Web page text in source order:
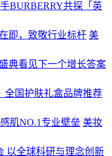
BURBERRY共探「英
即，致敬行业标杆 美
典看见下一个增长答案
全国护肤礼盒品牌推荐
肌NO.1专业壁垒 美妆
以全球科研与理念创新